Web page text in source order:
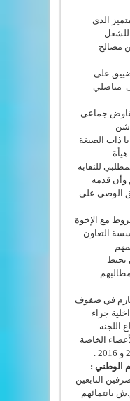
الذي
للشغل
مصالح
على
مناضلي
تفاوض جماعي
ذات الصبغة
للنقابة
وأن قدمه
الوصي على
مع الإخوة
التعاون
يحيط
في صفوف
جراء
اللجنة
الخاصة
:
التابعين
بانتمائهم